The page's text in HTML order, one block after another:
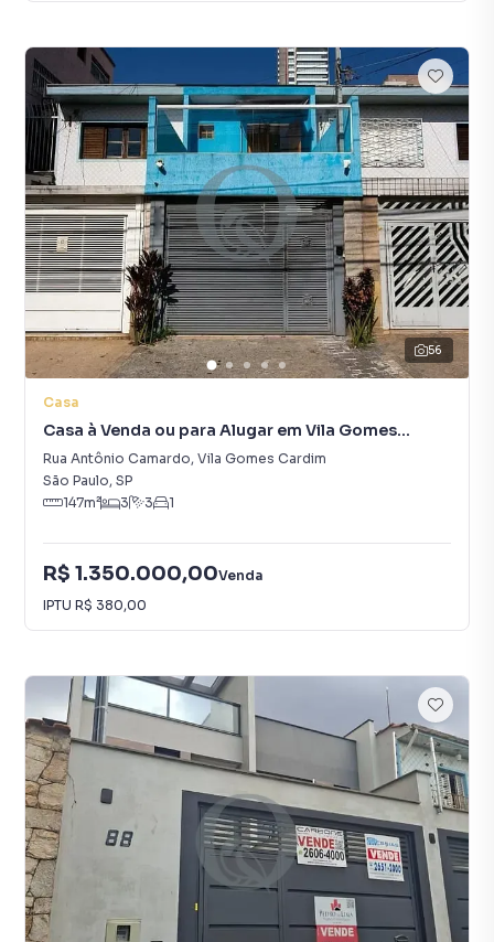
56
Casa
Casa à Venda ou para Alugar em Vila Gomes
Cardim
Rua Antônio Camardo, Vila Gomes Cardim
São Paulo, SP
147m² 3 3 1
R$ 1.350.000,00Venda
IPTU R$ 380,00